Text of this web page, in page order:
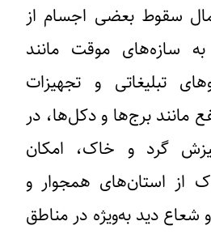
سقوط بعضی اجسام از
سازه‌های موقت مانند
تبلیغاتی و تجهیزات
مانند برج‌ها و دکل‌ها، در
گرد و خاک، امکان
از استان‌های همجوار و
دید به‌ویژه در مناطق